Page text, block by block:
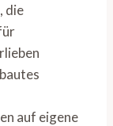
die
auf eigene